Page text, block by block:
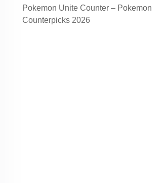
Pokemon Unite Counter – Pokemon
Counterpicks 2026